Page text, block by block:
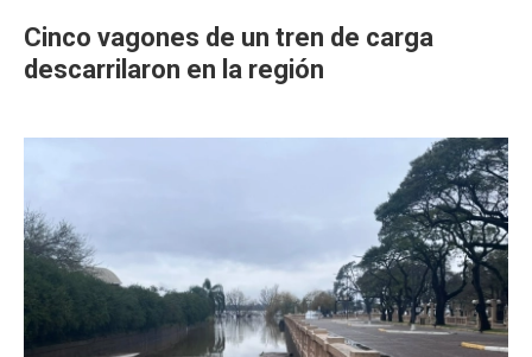
Cinco vagones de un tren de carga
descarrilaron en la región